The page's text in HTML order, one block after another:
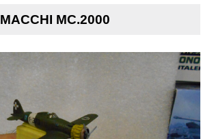
MACCHI MC.2000